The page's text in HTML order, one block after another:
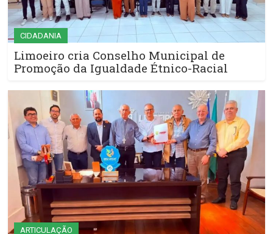
CIDADANIA
Limoeiro cria Conselho Municipal de
Promoção da Igualdade Étnico-Racial
ARTICULAÇÃO